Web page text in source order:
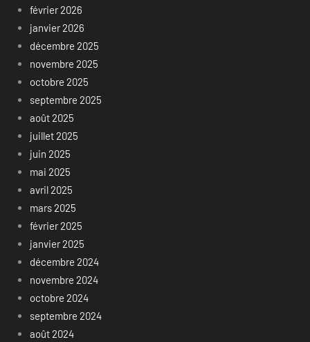
février 2026
janvier 2026
décembre 2025
novembre 2025
octobre 2025
septembre 2025
août 2025
juillet 2025
juin 2025
mai 2025
avril 2025
mars 2025
février 2025
janvier 2025
décembre 2024
novembre 2024
octobre 2024
septembre 2024
août 2024